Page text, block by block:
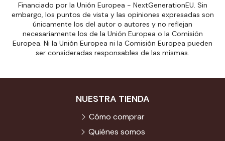
Financiado por la Unión Europea - NextGenerationEU. Sin
embargo, los puntos de vista y las opiniones expresadas son
únicamente los del autor o autores y no reflejan
necesariamente los de la Unión Europea o la Comisión
Europea. Ni la Unión Europea ni la Comisión Europea pueden
ser consideradas responsables de las mismas.
NUESTRA TIENDA
Cómo comprar
Quiénes somos